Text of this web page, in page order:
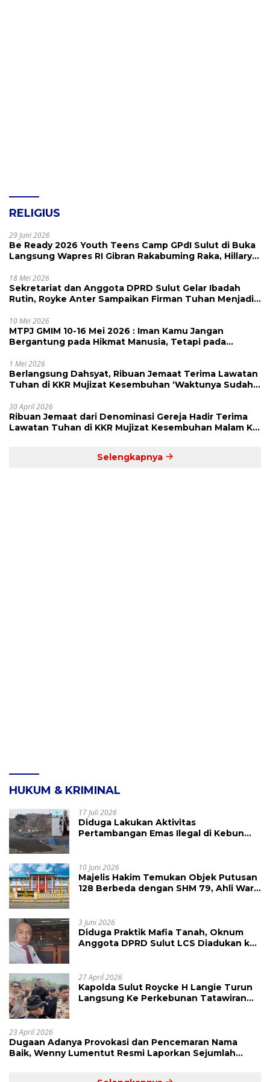
RELIGIUS
29 Juni 2026
Be Ready 2026 Youth Teens Camp GPdI Sulut di Buka
Langsung Wapres RI Gibran Rakabuming Raka, Hillary
18 Mei 2026
Sekretariat dan Anggota DPRD Sulut Gelar Ibadah
Rutin, Royke Anter Sampaikan Firman Tuhan Menjadi
10 Mei 2026
MTPJ GMIM 10-16 Mei 2026 : Iman Kamu Jangan
Bergantung pada Hikmat Manusia, Tetapi pada
1 Mei 2026
Berlangsung Dahsyat, Ribuan Jemaat Terima Lawatan
Tuhan di KKR Mujizat Kesembuhan ‘Waktunya Sudah
30 April 2026
Ribuan Jemaat dari Denominasi Gereja Hadir Terima
Lawatan Tuhan di KKR Mujizat Kesembuhan Malam Ke
Selengkapnya
HUKUM & KRIMINAL
17 Juli 2026
Diduga Lakukan Aktivitas
Pertambangan Emas Ilegal di Kebun
10 Juni 2026
Majelis Hakim Temukan Objek Putusan
128 Berbeda dengan SHM 79, Ahli Waris
3 Juni 2026
Diduga Praktik Mafia Tanah, Oknum
Anggota DPRD Sulut LCS Diadukan ke
27 April 2026
Kapolda Sulut Roycke H Langie Turun
Langsung Ke Perkebunan Tatawiran
23 April 2026
Dugaan Adanya Provokasi dan Pencemaran Nama
Baik, Wenny Lumentut Resmi Laporkan Sejumlah